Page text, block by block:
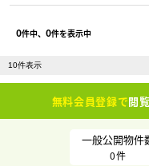
0件中、 0件を表示中
無料会員登録で閲
一般公開物件
0件